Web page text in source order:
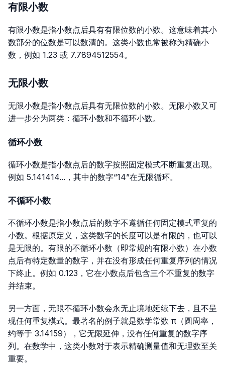
有限小数
有限小数是指小数点后具有有限位数的小数。这意味着其小
数部分的位数是可以数清的。这类小数也常被称为精确小
数，例如 1.23 或 7.7894512554。
无限小数
无限小数是指小数点后具有无限位数的小数。无限小数又可
进一步分为两类：循环小数和不循环小数。
循环小数
循环小数是指小数点后的数字按照固定模式不断重复出现。
例如 5.141414...，其中的数字“14”在无限循环。
不循环小数
不循环小数是指小数点后的数字不遵循任何固定模式重复的
小数。根据原定义，这类数字的长度可以是有限的，也可以
是无限的。有限的不循环小数（即常规的有限小数）在小数
点后有特定数量的数字，并在没有形成任何重复序列的情况
下终止。例如 0.123 ，它在小数点后包含三个不重复的数字
并结束。
另一方面，无限不循环小数会永无止境地延续下去，且不呈
现任何重复模式。最著名的例子就是数学常数 π（圆周率，
约等于 3.14159），它无限延伸，没有任何重复的数字序
列。在数学中，这类小数对于表示精确测量值和无理数至关
重要。